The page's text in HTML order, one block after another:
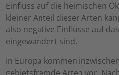
Einfluss auf die heimischen
kleiner Anteil dieser Arten
also negative Einflüsse auf
eingewandert sind.
In Europa kommen
gebietsfremde Arten vor.